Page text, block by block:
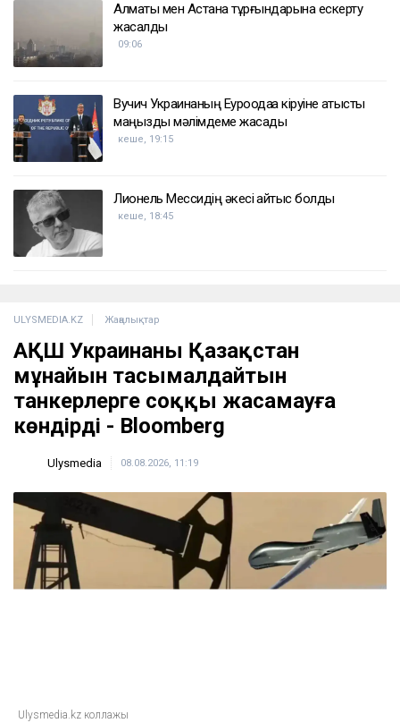
Алматы мен Астана тұрғындарына ескерту
жасалды
09:06
Вучич Украинаның Еуроодаққа кіруіне қатысты
маңызды мәлімдеме жасады
кеше, 19:15
Лионель Мессидің әкесі қайтыс болды
кеше, 18:45
ULYSMEDIA.KZ Жаңалықтар
АҚШ Украинаны Қазақстан
мұнайын тасымалдайтын
танкерлерге соққы жасамауға
көндірді - Bloomberg
Ulysmedia 08.08.2026, 11:19
Ulysmedia.kz коллажы